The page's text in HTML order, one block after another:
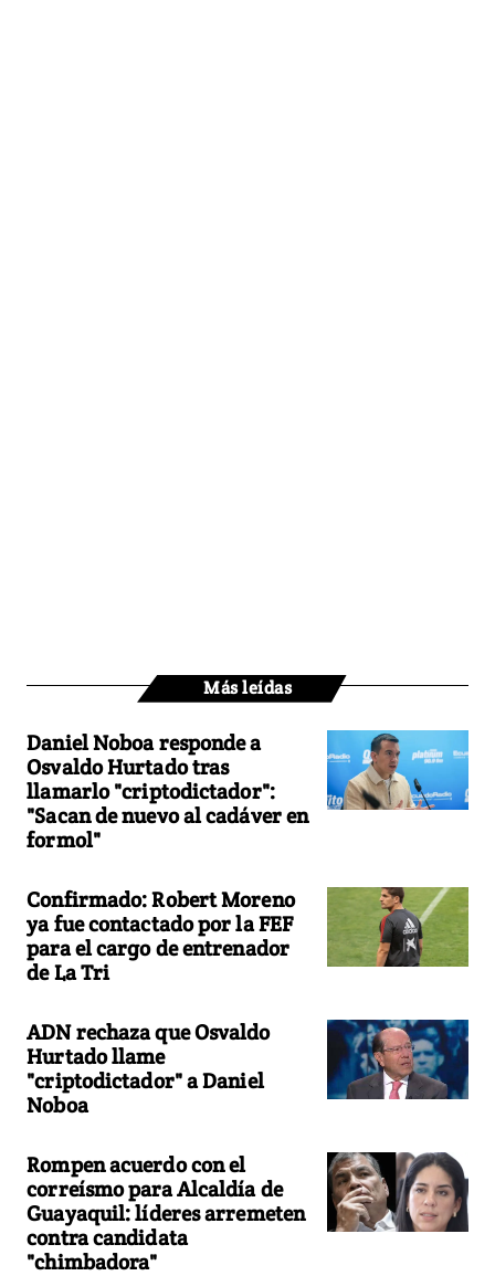
Más leídas
Daniel Noboa responde a
Osvaldo Hurtado tras
llamarlo "criptodictador":
"Sacan de nuevo al cadáver en
formol"
Confirmado: Robert Moreno
ya fue contactado por la FEF
para el cargo de entrenador
de La Tri
ADN rechaza que Osvaldo
Hurtado llame
"criptodictador" a Daniel
Noboa
Rompen acuerdo con el
correísmo para Alcaldía de
Guayaquil: líderes arremeten
contra candidata
"chimbadora"